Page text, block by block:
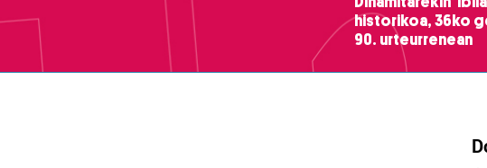
historikoa, 36ko
90. urteurrenean